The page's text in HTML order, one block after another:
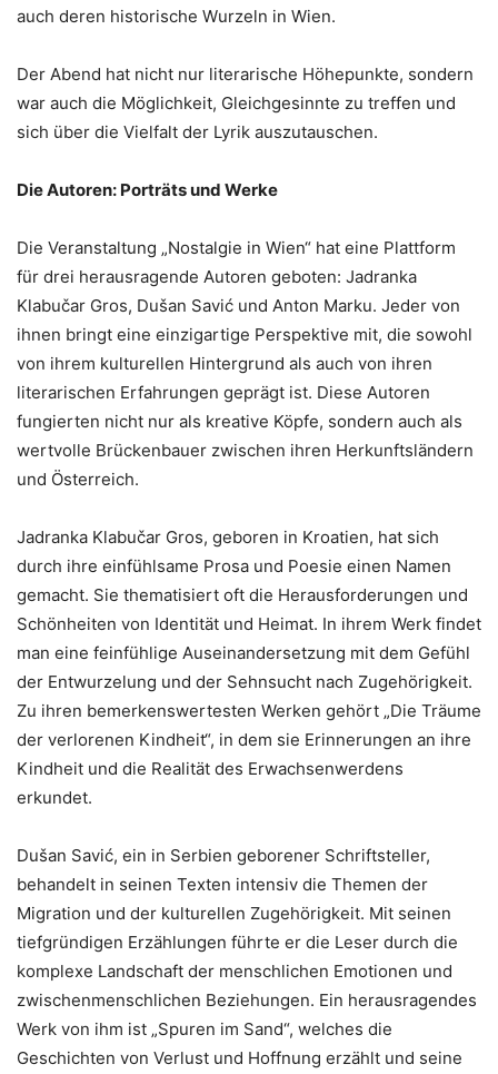
auch deren historische Wurzeln in Wien.
Der Abend hat nicht nur literarische Höhepunkte, sondern
war auch die Möglichkeit, Gleichgesinnte zu treffen und
sich über die Vielfalt der Lyrik auszutauschen.
Die Autoren: Porträts und Werke
Die Veranstaltung „Nostalgie in Wien“ hat eine Plattform
für drei herausragende Autoren geboten: Jadranka
Klabučar Gros, Dušan Savić und Anton Marku. Jeder von
ihnen bringt eine einzigartige Perspektive mit, die sowohl
von ihrem kulturellen Hintergrund als auch von ihren
literarischen Erfahrungen geprägt ist. Diese Autoren
fungierten nicht nur als kreative Köpfe, sondern auch als
wertvolle Brückenbauer zwischen ihren Herkunftsländern
und Österreich.
Jadranka Klabučar Gros, geboren in Kroatien, hat sich
durch ihre einfühlsame Prosa und Poesie einen Namen
gemacht. Sie thematisiert oft die Herausforderungen und
Schönheiten von Identität und Heimat. In ihrem Werk findet
man eine feinfühlige Auseinandersetzung mit dem Gefühl
der Entwurzelung und der Sehnsucht nach Zugehörigkeit.
Zu ihren bemerkenswertesten Werken gehört „Die Träume
der verlorenen Kindheit“, in dem sie Erinnerungen an ihre
Kindheit und die Realität des Erwachsenwerdens
erkundet.
Dušan Savić, ein in Serbien geborener Schriftsteller,
behandelt in seinen Texten intensiv die Themen der
Migration und der kulturellen Zugehörigkeit. Mit seinen
tiefgründigen Erzählungen führte er die Leser durch die
komplexe Landschaft der menschlichen Emotionen und
zwischenmenschlichen Beziehungen. Ein herausragendes
Werk von ihm ist „Spuren im Sand“, welches die
Geschichten von Verlust und Hoffnung erzählt und seine